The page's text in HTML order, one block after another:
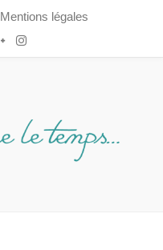
Mentions légales